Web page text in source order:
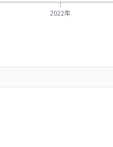
2022年